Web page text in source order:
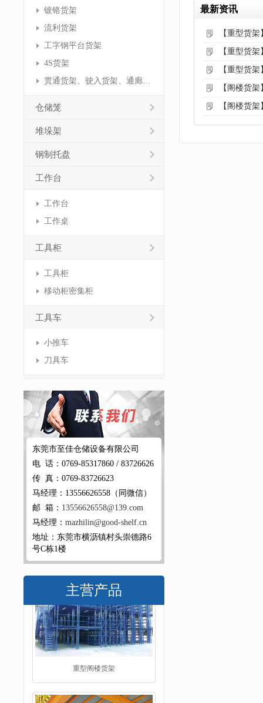
镀铬货架
流利货架
工字钢平台货架
4S货架
贯通货架、驶入货架、通廊货架
仓储笼
堆垛架
钢制托盘
工作台
工作台
工作桌
工具柜
工具柜
移动柜密集柜
工具车
小推车
刀具车
东莞市至佳仓储设备有限公司
电 话：0769-85317860 / 83726626
传 真：0769-83726623
马经理：13556626558（同微信）
邮 箱： 13556626558@139.com
马经理： mazhilin@good-shelf.cn
地址：东莞市横沥镇村头崇德路6
号C栋1楼
主营产品
最新资讯
【重型货
【重型货
【重型货
【阁楼货
【阁楼货